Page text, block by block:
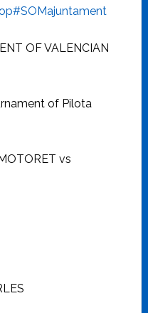
#SOMajuntament
OF VALENCIAN
of Pilota
vs